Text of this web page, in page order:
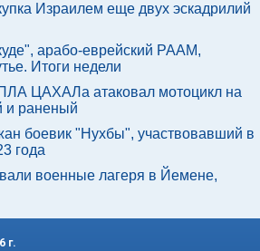
Израилем еще двух эскадрилий
арабо-еврейский РААМ,
Итоги недели
ЦАХАЛа атаковал мотоцикл на
и раненый
боевик "Нухбы", участвовавший в
года
военные лагеря в Йемене,
г.